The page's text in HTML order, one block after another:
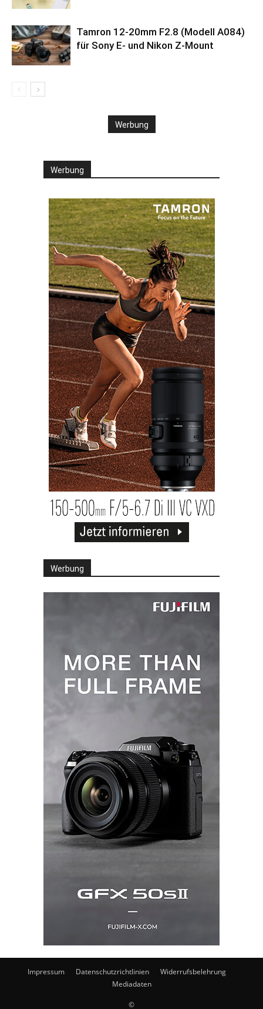
Tamron 12-20mm F2.8 (Modell A084)
für Sony E- und Nikon Z-Mount
Werbung
Werbung
Werbung
Impressum Datenschutzrichtlinien
Widerrufsbelehrung
Mediadaten
©